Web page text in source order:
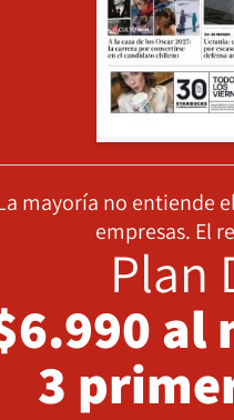
mayoría no entiende
empresas. El
Plan
al
3